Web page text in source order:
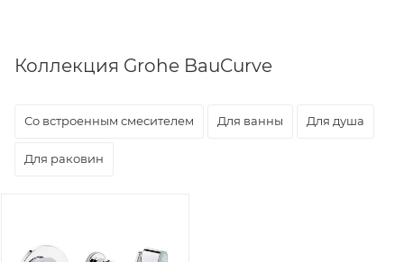
Коллекция Grohe BauCurve
Со встроенным смесителем Для ванны Для душа
Для раковин